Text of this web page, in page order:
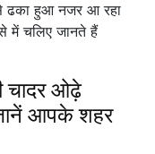
से ढका हुआ नजर आ रहा
में चलिए जानते हैं
ओढ़े
जानें आपके शहर